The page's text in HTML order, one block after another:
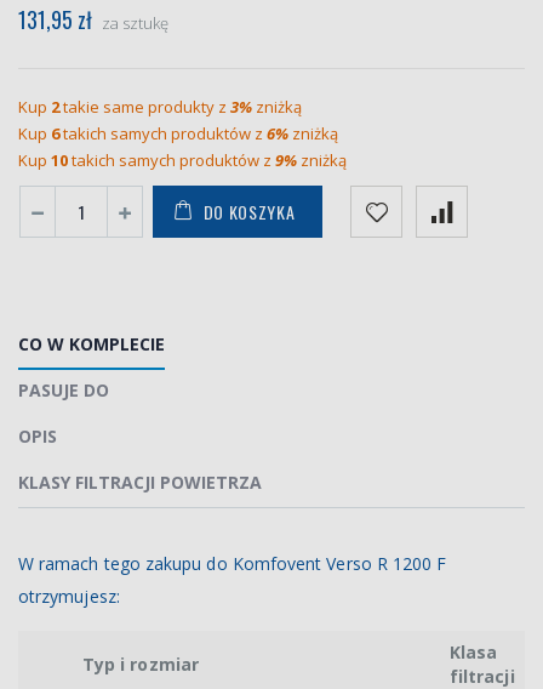
131,95 zł za sztukę
Kup 2takie same produkty z 3% zniżką
Kup 6takich samych produktów z 6% zniżką
Kup 10takich samych produktów z 9% zniżką
DO KOSZYKA
CO W KOMPLECIE
PASUJE DO
OPIS
KLASY FILTRACJI POWIETRZA
W ramach tego zakupu do Komfovent Verso R 1200 F
otrzymujesz:
Typ i rozmiar
Klasa
filtracji